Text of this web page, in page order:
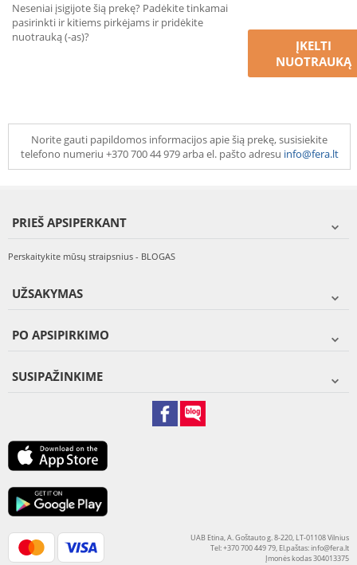
Neseniai įsigijote šią prekę? Padėkite tinkamai
pasirinkti ir kitiems pirkėjams ir pridėkite
nuotrauką (-as)?
ĮKELTI
NUOTRAUKĄ
Norite gauti papildomos informacijos apie šią prekę, susisiekite
telefono numeriu +370 700 44 979 arba el. pašto adresu info@fera.lt
PRIEŠ APSIPERKANT
Perskaitykite mūsų straipsnius - BLOGAS
UŽSAKYMAS
PO APSIPIRKIMO
SUSIPAŽINKIME
UAB Etina, A. Goštauto g. 8-220, LT-01108 Vilnius
Tel: +370 700 449 79, El.paštas:info@fera.lt
Įmonės kodas 304013375